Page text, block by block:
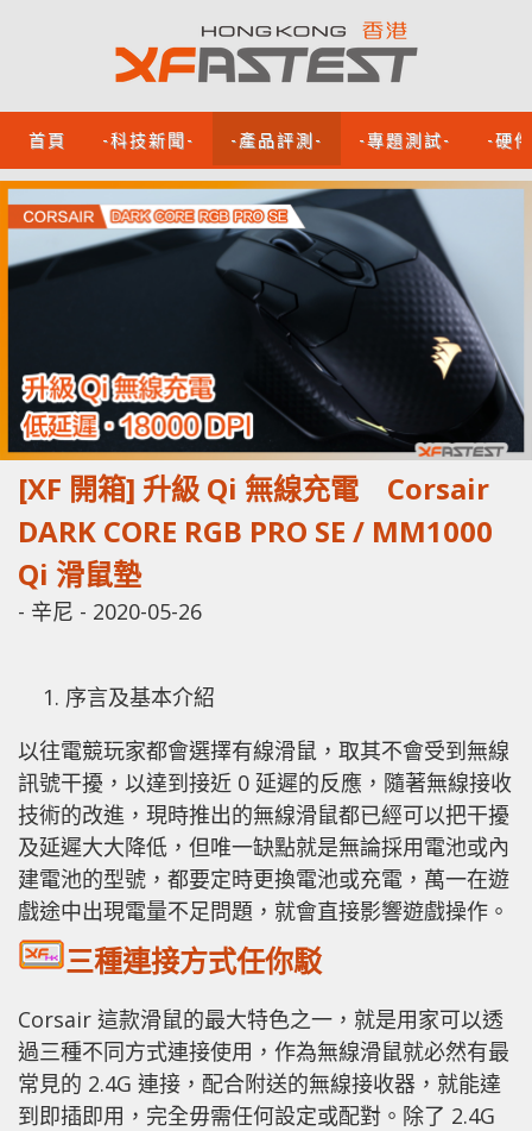
首頁 -科技新聞- -產品評測- -專題測試- -硬
[XF 開箱] 升級 Qi 無線充電 Corsair
DARK CORE RGB PRO SE / MM1000
Qi 滑鼠墊
- 辛尼 - 2020-05-26
序言及基本介紹
以往電競玩家都會選擇有線滑鼠，取其不會受到無線
訊號干擾，以達到接近 0 延遲的反應，隨著無線接收
技術的改進，現時推出的無線滑鼠都已經可以把干擾
及延遲大大降低，但唯一缺點就是無論採用電池或內
建電池的型號，都要定時更換電池或充電，萬一在遊
戲途中出現電量不足問題，就會直接影響遊戲操作。
三種連接方式任你駁
Corsair 這款滑鼠的最大特色之一，就是用家可以透
過三種不同方式連接使用，作為無線滑鼠就必然有最
常見的 2.4G 連接，配合附送的無線接收器，就能達
到即插即用，完全毋需任何設定或配對。除了 2.4G